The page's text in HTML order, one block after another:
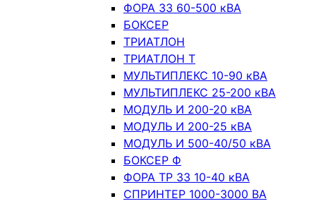
ФОРА 33 60-500 кВА
БОКСЕР
ТРИАТЛОН
ТРИАТЛОН Т
МУЛЬТИПЛЕКС 10-90 кВА
МУЛЬТИПЛЕКС 25-200 кВА
МОДУЛЬ И 200-20 кВА
МОДУЛЬ И 200-25 кВА
МОДУЛЬ И 500-40/50 кВА
БОКСЕР Ф
ФОРА ТР 33 10-40 кВА
СПРИНТЕР 1000-3000 ВА